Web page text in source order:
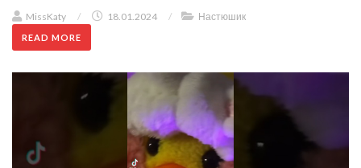
MissKaty / 18.01.2024 / Настюшик
READ MORE